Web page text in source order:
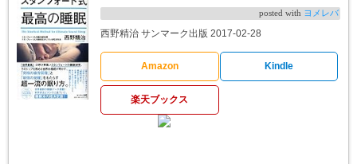
posted with ヨメレバ
西野精治 サンマーク出版 2017-02-28
Amazon Kindle
楽天ブックス